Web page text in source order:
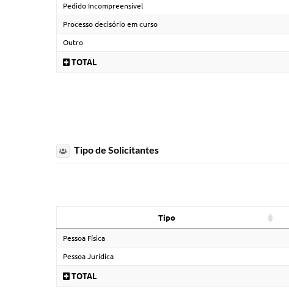
Pedido Incompreensível
Processo decisório em curso
Outro
TOTAL
Tipo de Solicitantes
Tipo
Pessoa Física
Pessoa Jurídica
TOTAL